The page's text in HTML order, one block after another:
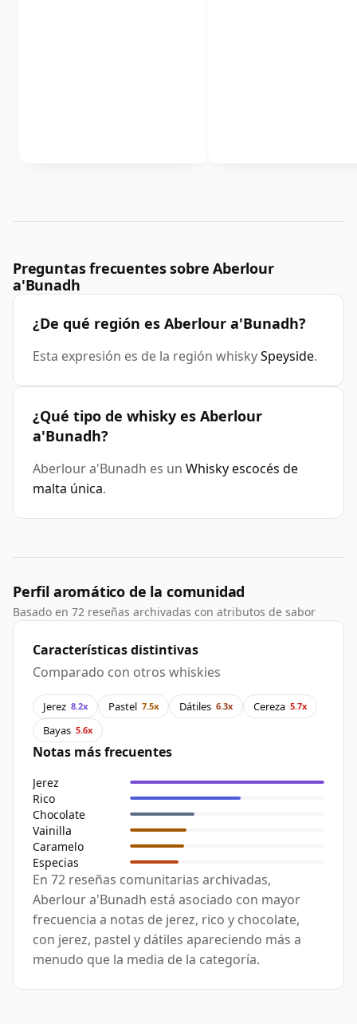
Preguntas frecuentes sobre Aberlour
a'Bunadh
¿De qué región es Aberlour a'Bunadh?
Esta expresión es de la región whiskySpeyside.
¿Qué tipo de whisky es Aberlour
a'Bunadh?
Aberlour a'Bunadh es un Whisky escocés de
malta única.
Perfil aromático de la comunidad
Basado en 72 reseñas archivadas con atributos de sabor
Características distintivas
Comparado con otros whiskies
Jerez 8.2x Pastel 7.5x Dátiles 6.3x Cereza 5.7x
Bayas 5.6x
Notas más frecuentes
Jerez
Rico
Chocolate
Vainilla
Caramelo
Especias
En 72 reseñas comunitarias archivadas,
Aberlour a'Bunadh está asociado con mayor
frecuencia a notas de jerez, rico y chocolate,
con jerez, pastel y dátiles apareciendo más a
menudo que la media de la categoría.